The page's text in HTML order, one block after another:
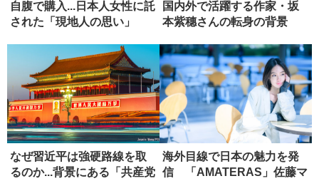
自腹で購入...日本人女性に託
された「現地人の思い」
国内外で活躍する作家・坂
本紫穗さんの転身の背景
なぜ習近平は強硬路線を取
るのか...背景にある「共産党
海外目線で日本の魅力を発
信 「AMATERAS」佐藤マ